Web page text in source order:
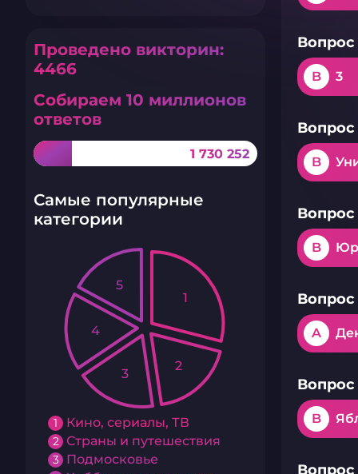
Проведено викторин:
4466
Собираем 10 миллионов
ответов
1 730 252
Самые популярные
категории
1 Кино, сериалы, ТВ
2 Страны и путешествия
3 Подмосковье
1
2
3
4
5
Вопрос
B 3
Вопрос
B
Вопрос
B
Вопрос
A
Вопрос
B
Вопрос